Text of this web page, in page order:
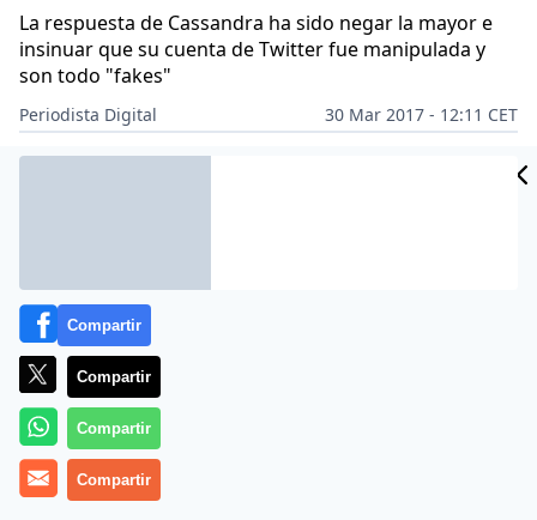
La respuesta de Cassandra ha sido negar la mayor e
insinuar que su cuenta de Twitter fue manipulada y
son todo "fakes"
Periodista Digital
30 Mar 2017 - 12:11 CET
Archivado en: AHORA MADRID
Compartir
Compartir
Compartir
Compartir